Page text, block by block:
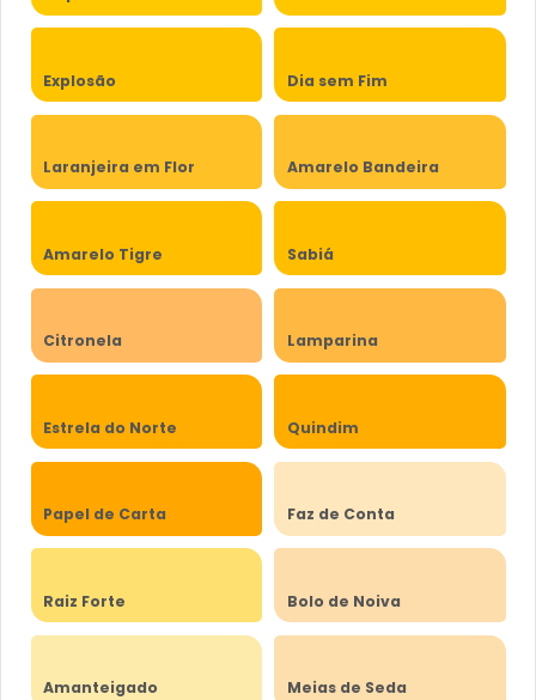
Explosão Dia sem Fim
Laranjeira em Flor Amarelo Bandeira
Amarelo Tigre Sabiá
Citronela Lamparina
Estrela do Norte Quindim
Papel de Carta Faz de Conta
Raiz Forte Bolo de Noiva
Amanteigado Meias de Seda